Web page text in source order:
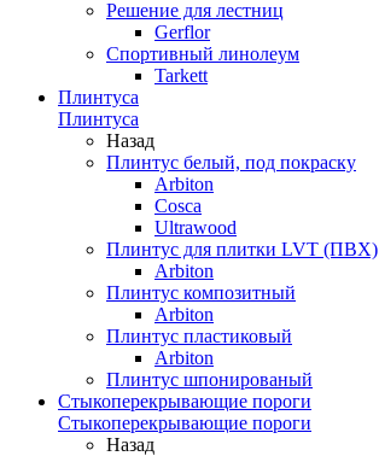
Решение для лестниц
Gerflor
Спортивный линолеум
Tarkett
Плинтуса
Плинтуса
Назад
Плинтус белый, под покраску
Arbiton
Cosca
Ultrawood
Плинтус для плитки LVT (ПВХ)
Arbiton
Плинтус композитный
Arbiton
Плинтус пластиковый
Arbiton
Плинтус шпонированый
Стыкоперекрывающие пороги
Стыкоперекрывающие пороги
Назад